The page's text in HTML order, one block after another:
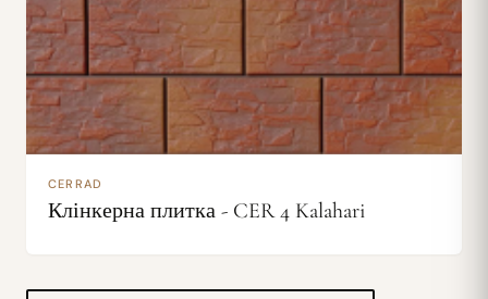
CERRAD
Клінкерна плитка - CER 4 Kalahari